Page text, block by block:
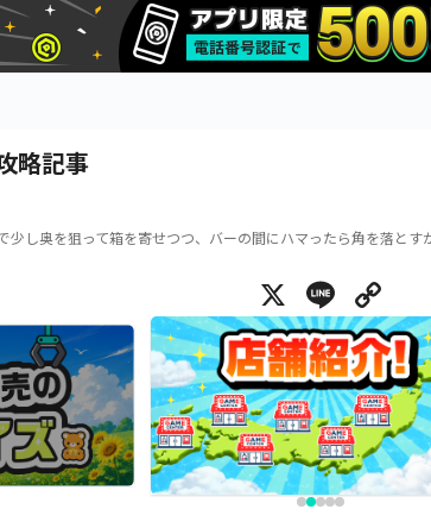
略記事
少し奥を狙って箱を寄せつつ、バーの間にハマったら角を落とす
X Line